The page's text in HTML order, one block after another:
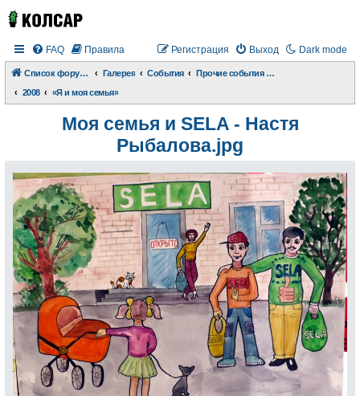
Dark mode
FAQ Правила Выход
Регистрация
Список форумов Галерея События
Прочие события и происшествия
2008
«Я и моя семья»
Моя семья и SELA - Настя
Рыбалова.jpg